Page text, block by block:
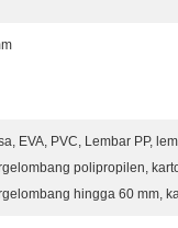
EVA, PVC, Lembar PP,
polipropilen,
hingga 60 mm,